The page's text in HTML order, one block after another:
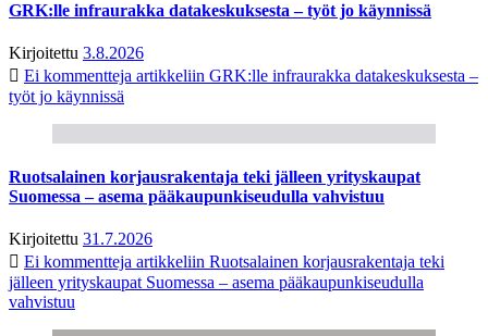
GRK:lle infraurakka datakeskuksesta – työt jo käynnissä
Kirjoitettu 3.8.2026
Ei kommentteja artikkeliin GRK:lle infraurakka datakeskuksesta –
työt jo käynnissä
Ruotsalainen korjausrakentaja teki jälleen yrityskaupat
Suomessa – asema pääkaupunkiseudulla vahvistuu
Kirjoitettu 31.7.2026
Ei kommentteja artikkeliin Ruotsalainen korjausrakentaja teki
jälleen yrityskaupat Suomessa – asema pääkaupunkiseudulla
vahvistuu